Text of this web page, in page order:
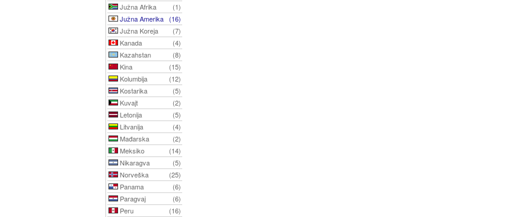
Južna Afrika
(1)
Južna Amerika (16)
Južna Koreja
(7)
Kanada
(4)
Kazahstan
(8)
Kina
(15)
Kolumbija
(12)
Kostarika
(5)
Kuvajt
(2)
Letonija
(5)
Litvanija
(4)
Mađarska
(2)
Meksiko
(14)
Nikaragva
(5)
Norveška
(25)
Panama
(6)
Paragvaj
(6)
Peru
(16)